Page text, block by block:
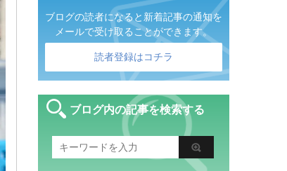
ブログの読者になると新着記事の通知を
メールで受け取ることができます。
読者登録はコチラ
ブログ内の記事を検索する